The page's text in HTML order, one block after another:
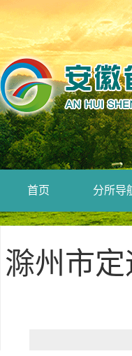
首页 分所导
滁州市